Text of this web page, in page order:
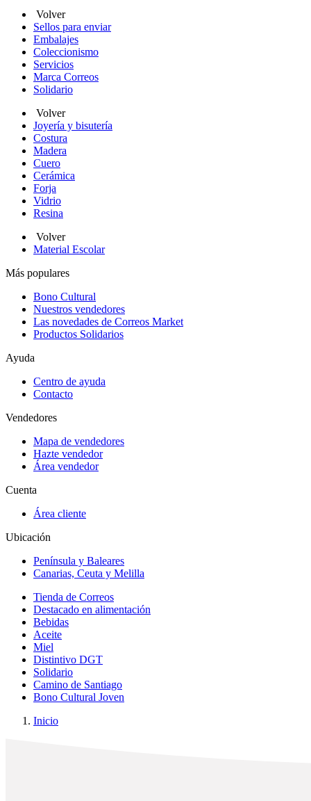
Volver
Sellos para enviar
Embalajes
Coleccionismo
Servicios
Marca Correos
Solidario
Volver
Joyería y bisutería
Costura
Madera
Cuero
Cerámica
Forja
Vidrio
Resina
Volver
Material Escolar
Más populares
Bono Cultural
Nuestros vendedores
Las novedades de Correos Market
Productos Solidarios
Ayuda
Centro de ayuda
Contacto
Vendedores
Mapa de vendedores
Hazte vendedor
Área vendedor
Cuenta
Área cliente
Ubicación
Península y Baleares
Canarias, Ceuta y Melilla
Tienda de Correos
Destacado en alimentación
Bebidas
Aceite
Miel
Distintivo DGT
Solidario
Camino de Santiago
Bono Cultural Joven
Inicio